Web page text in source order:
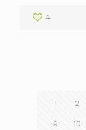
4
1 2
9
10